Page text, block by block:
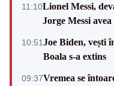
11:10Lionel Messi,
Jorge Messi
10:51Joe Biden, vești
Boala s-a extins
09:37Vremea se